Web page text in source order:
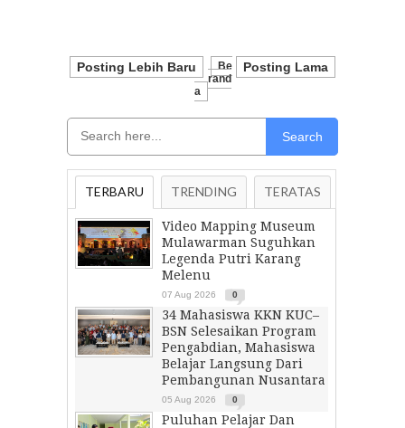
Posting Lebih Baru Posting Lama
Be
Rand
A
Search
TERBARU TRENDING TERATAS
Video Mapping Museum
Mulawarman Suguhkan
Legenda Putri Karang
Melenu
07 Aug 2026 0
34 Mahasiswa KKN KUC–
BSN Selesaikan Program
Pengabdian, Mahasiswa
Belajar Langsung Dari
Pembangunan Nusantara
05 Aug 2026 0
Puluhan Pelajar Dan